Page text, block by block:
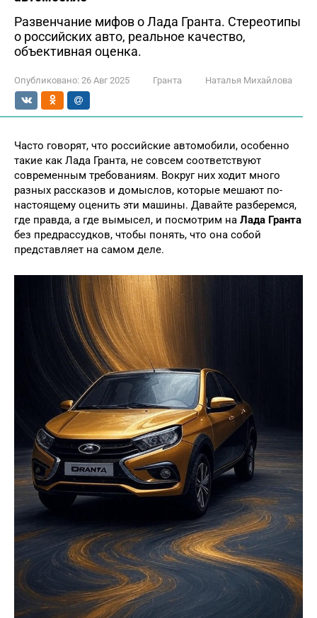
Развенчание мифов о Лада Гранта. Стереотипы
о российских авто, реальное качество,
объективная оценка.
Опубликовано: 26 Авг 2025 Гранта Наталья Михайлова
Часто говорят, что российские автомобили, особенно
такие как Лада Гранта, не совсем соответствуют
современным требованиям. Вокруг них ходит много
разных рассказов и домыслов, которые мешают по-
настоящему оценить эти машины. Давайте разберемся,
где правда, а где вымысел, и посмотрим на Лада Гранта
без предрассудков, чтобы понять, что она собой
представляет на самом деле.